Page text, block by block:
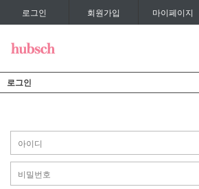
로그인 회원가입 마이페이지
로그인